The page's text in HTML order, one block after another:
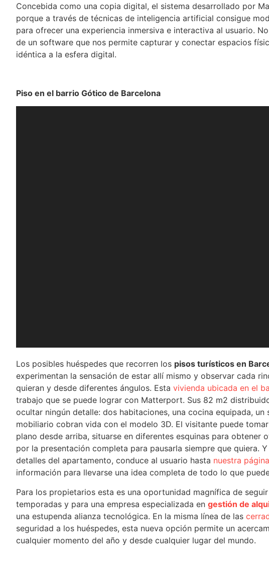
Concebida como una copia digital, el sistema desarrollado por
porque a través de técnicas de inteligencia artificial consigue
para ofrecer una experiencia inmersiva e interactiva al usuario.
de un software que nos permite capturar y conectar espacios
idéntica a la esfera digital.
Piso en el barrio Gótico de Barcelona
Los posibles huéspedes que recorren los pisos turísticos en
experimentan la sensación de estar allí mismo y observar cada
quieran y desde diferentes ángulos. Esta vivienda ubicada en el
trabajo que se puede lograr con Matterport. Sus 82 m2
ocultar ningún detalle: dos habitaciones, una cocina equipada, un
mobiliario cobran vida con el modelo 3D. El visitante puede
plano desde arriba, situarse en diferentes esquinas para obtener
por la presentación completa para pausarla siempre que quiera.
detalles del apartamento, conduce al usuario hasta nuestra
información para llevarse una idea completa de todo lo que
Para los propietarios esta es una oportunidad magnífica de
temporadas y para una empresa especializada en gestión de
una estupenda alianza tecnológica. En la misma línea de las
seguridad a los huéspedes, esta nueva opción permite un
cualquier momento del año y desde cualquier lugar del mundo.